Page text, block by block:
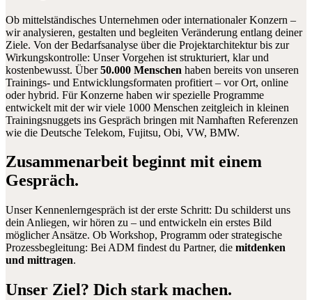
Ob mittelständisches Unternehmen oder internationaler Konzern –
wir analysieren, gestalten und begleiten Veränderung entlang deiner
Ziele. Von der Bedarfsanalyse über die Projektarchitektur bis zur
Wirkungskontrolle: Unser Vorgehen ist strukturiert, klar und
kostenbewusst. Über50.000 Menschen haben bereits von unseren
Trainings- und Entwicklungsformaten profitiert – vor Ort, online
oder hybrid. Für Konzerne haben wir spezielle Programme
entwickelt mit der wir viele 1000 Menschen zeitgleich in kleinen
Trainingsnuggets ins Gespräch bringen mit Namhaften Referenzen
wie die Deutsche Telekom, Fujitsu, Obi, VW, BMW.
Zusammenarbeit beginnt mit einem
Gespräch.
Unser Kennenlerngespräch ist der erste Schritt: Du schilderst uns
dein Anliegen, wir hören zu – und entwickeln ein erstes Bild
möglicher Ansätze. Ob Workshop, Programm oder strategische
Prozessbegleitung: Bei ADM findest du Partner, die mitdenken
und mittragen.
Unser Ziel? Dich stark machen.